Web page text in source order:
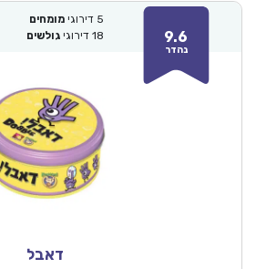
9.6
נהדר
5 דירוגי מומחים
18 דירוגי גולשים
דאבל